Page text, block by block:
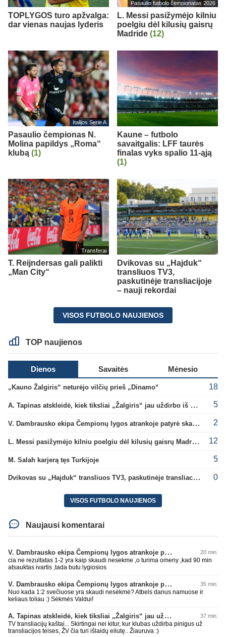
TOPLYGOS turo apžvalga:
dar vienas naujas lyderis
Pasaulio futbolo čempionatas 2026
L. Messi pasižymėjo kilniu
poelgiu dėl kilusių gaisrų
Madride (12)
Italijos Serie A
Pasaulio čempionas N.
Molina papildys „Roma“
klubą (1)
Kaune – futbolo
savaitgalis: LFF taurės
finalas vyks spalio 11-ąją
(1)
Transferai
T. Reijndersas gali palikti
„Man City“
Dvikovas su „Hajduk“
transliuos TV3,
paskutinėje transliacijoje
– nauji rekordai
VISOS FUTBOLO NAUJIENOS
TOP naujienos
Dienos Savaitės Mėnesio
„Kauno Žalgiris“ neturėjo vilčių prieš „Dinamo“ 18
A. Tapinas atskleidė, kiek tiksliai „Žalgiris“ jau uždirbo iš UEFA premijų 5
V. Dambrausko ekipa Čempionų lygos atrankoje patyrė skaudžią nesėkmę 2
L. Messi pasižymėjo kilniu poelgiu dėl kilusių gaisrų Madride 12
M. Salah karjerą tęs Turkijoje 5
Dvikovas su „Hajduk“ transliuos TV3, paskutinėje transliacijoje – nauji rekordai 0
VISOS FUTBOLO NAUJIENOS
Naujausi komentarai
V. Dambrausko ekipa Čempionų lygos atrankoje patyrė skaudžią nesėkmę 20 min.
cia ne rezultatas 1-2 yra kaip skaudi nesekme ,o turima omeny ,kad 90 min
atsauktas ivartis ,tada butu lygiosios
V. Dambrausko ekipa Čempionų lygos atrankoje patyrė skaudžią nesėkmę 35 min.
Nuo kada 1:2 svečiuose yra skaudi nesėkmė? Atbels danus namuose ir
keliaus toliau :) Sėkmės Valdui!
A. Tapinas atskleidė, kiek tiksliai „Žalgiris“ jau uždirbo iš UEFA premijų 37 min.
TV transliacijų kaštai... Skirtingai nei kitur, kur klubas uždirba pinigus už
transliacijos teises, ŽV čia turi išlaidų eilutę.. Žiauruva :)